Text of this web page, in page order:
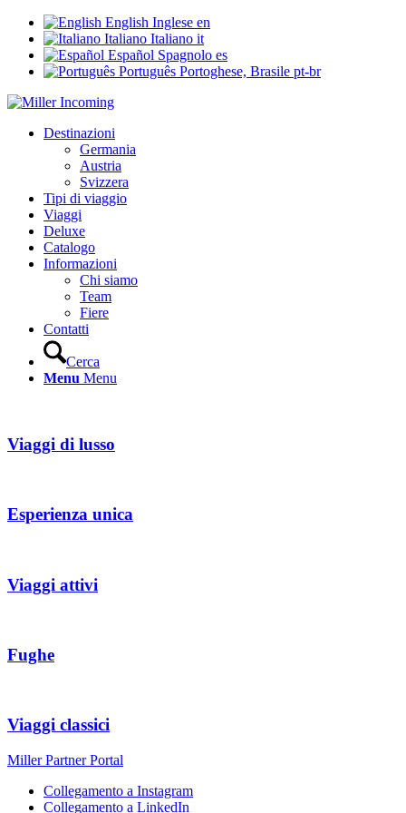
English Inglese en
Italiano Italiano it
Español Spagnolo es
Português Portoghese, Brasile pt-br
Destinazioni
Germania
Austria
Svizzera
Tipi di viaggio
Viaggi
Deluxe
Catalogo
Informazioni
Chi siamo
Team
Fiere
Contatti
Cerca
Menu Menu
Viaggi di lusso
Esperienza unica
Viaggi attivi
Fughe
Viaggi classici
Miller Partner Portal
Collegamento a Instagram
Collegamento a LinkedIn